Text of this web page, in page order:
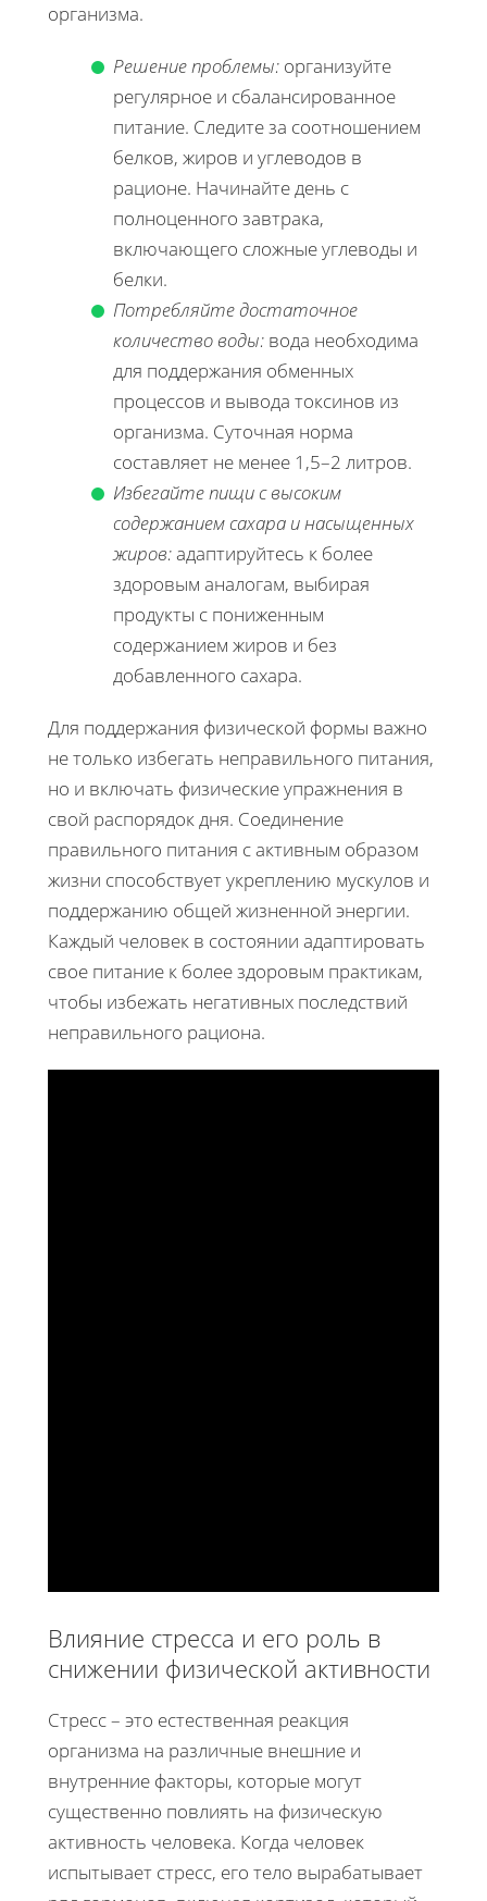
организма.
Решение проблемы: организуйте
регулярное и сбалансированное
питание. Следите за соотношением
белков, жиров и углеводов в
рационе. Начинайте день с
полноценного завтрака,
включающего сложные углеводы и
белки.
Потребляйте достаточное
количество воды: вода необходима
для поддержания обменных
процессов и вывода токсинов из
организма. Суточная норма
составляет не менее 1,5–2 литров.
Избегайте пищи с высоким
содержанием сахара и насыщенных
жиров:адаптируйтесь к более
здоровым аналогам, выбирая
продукты с пониженным
содержанием жиров и без
добавленного сахара.
Для поддержания физической формы важно
не только избегать неправильного питания,
но и включать физические упражнения в
свой распорядок дня. Соединение
правильного питания с активным образом
жизни способствует укреплению мускулов и
поддержанию общей жизненной энергии.
Каждый человек в состоянии адаптировать
свое питание к более здоровым практикам,
чтобы избежать негативных последствий
неправильного рациона.
Влияние стресса и его роль в
снижении физической активности
Стресс – это естественная реакция
организма на различные внешние и
внутренние факторы, которые могут
существенно повлиять на физическую
активность человека. Когда человек
испытывает стресс, его тело вырабатывает